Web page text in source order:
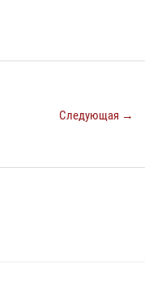
Следующая →